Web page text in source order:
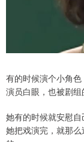
有的时候演个小角
演员白眼，也被剧组
她有的时候就安慰
她把戏演完，就那